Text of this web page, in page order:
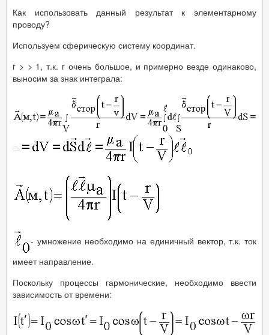
Как использовать данный результат к элементарному
проводу?
Используем сферическую систему координат.
r > > 1, т.к. r очень большое, и примерно везде одинаково,
выносим за знак интеграла:
- умножение необходимо на единичный вектор, т.к. ток
имеет направление.
Поскольку процессы гармонические, необходимо ввести
зависимость от времени: